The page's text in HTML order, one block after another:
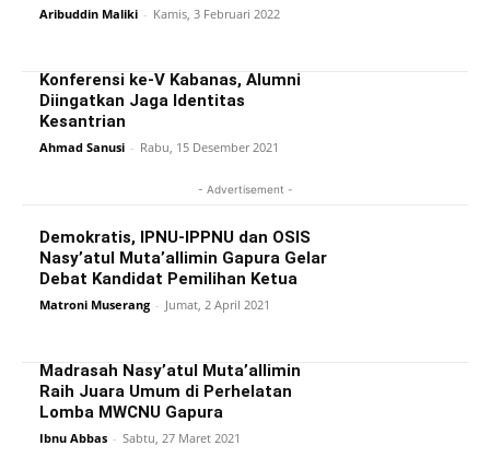
Aribuddin Maliki - Kamis, 3 Februari 2022
Konferensi ke-V Kabanas, Alumni
Diingatkan Jaga Identitas
Kesantrian
Ahmad Sanusi - Rabu, 15 Desember 2021
- Advertisement -
Demokratis, IPNU-IPPNU dan OSIS
Nasy’atul Muta’allimin Gapura Gelar
Debat Kandidat Pemilihan Ketua
Matroni Muserang - Jumat, 2 April 2021
Madrasah Nasy’atul Muta’allimin
Raih Juara Umum di Perhelatan
Lomba MWCNU Gapura
Ibnu Abbas - Sabtu, 27 Maret 2021